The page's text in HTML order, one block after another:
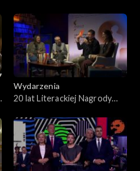
Wydarzenia
20 lat Literackiej Nagrody